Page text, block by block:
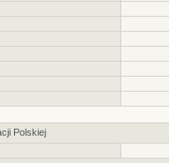
Polskiej